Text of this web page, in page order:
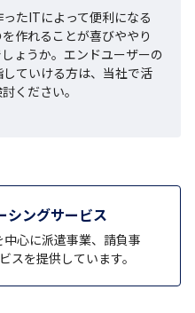
たITによって便利になる
作れることが喜びややり
ょうか。エンドユーザーの
ていける方は、当社で活
ください。
シングサービス
心に派遣事業、請負事
スを提供しています。